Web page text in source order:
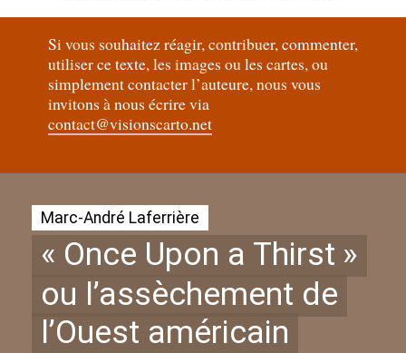
Si vous souhaitez réagir, contribuer, commenter,
utiliser ce texte, les images ou les cartes, ou
simplement contacter l’auteure, nous vous
invitons à nous écrire via
contact@visionscarto.net
Marc-André Laferrière
« Once Upon a Thirst »
ou l’assèchement de
l’Ouest américain